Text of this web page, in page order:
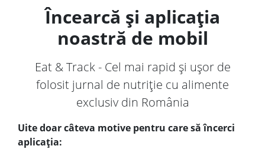
Încearcă și aplicația
noastră de mobil
Eat & Track - Cel mai rapid și ușor de
folosit jurnal de nutriție cu alimente
exclusiv din România
Uite doar câteva motive pentru care să încerci
aplicația: